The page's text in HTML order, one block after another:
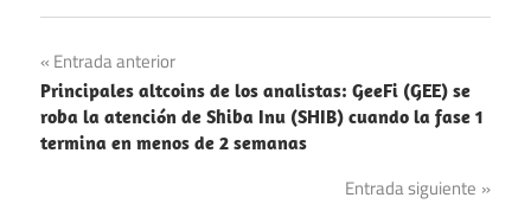
Navegación
de
entradas
Entrada anterior
Principales altcoins de los analistas: GeeFi (GEE) se
roba la atención de Shiba Inu (SHIB) cuando la fase 1
termina en menos de 2 semanas
Entrada siguiente